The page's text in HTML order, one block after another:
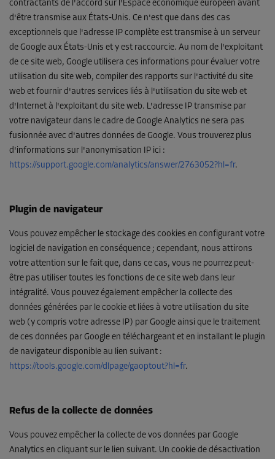
contractants de l'accord sur l'Espace économique européen avant
d'être transmise aux États-Unis. Ce n'est que dans des cas
exceptionnels que l'adresse IP complète est transmise à un serveur
de Google aux États-Unis et y est raccourcie. Au nom de l'exploitant
de ce site web, Google utilisera ces informations pour évaluer votre
utilisation du site web, compiler des rapports sur l'activité du site
web et fournir d'autres services liés à l'utilisation du site web et
d'Internet à l'exploitant du site web. L'adresse IP transmise par
votre navigateur dans le cadre de Google Analytics ne sera pas
fusionnée avec d'autres données de Google. Vous trouverez plus
d'informations sur l'anonymisation IP ici :
https://support.google.com/analytics/answer/2763052?hl=fr.
Plugin de navigateur
Vous pouvez empêcher le stockage des cookies en configurant votre
logiciel de navigation en conséquence ; cependant, nous attirons
votre attention sur le fait que, dans ce cas, vous ne pourrez peut-
être pas utiliser toutes les fonctions de ce site web dans leur
intégralité. Vous pouvez également empêcher la collecte des
données générées par le cookie et liées à votre utilisation du site
web (y compris votre adresse IP) par Google ainsi que le traitement
de ces données par Google en téléchargeant et en installant le plugin
de navigateur disponible au lien suivant :
https://tools.google.com/dlpage/gaoptout?hl=fr.
Refus de la collecte de données
Vous pouvez empêcher la collecte de vos données par Google
Analytics en cliquant sur le lien suivant. Un cookie de désactivation